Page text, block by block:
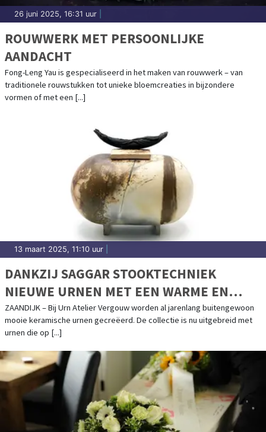
26 juni 2025, 16:31 uur
ROUWWERK MET PERSOONLIJKE
AANDACHT
Fong-Leng Yau is gespecialiseerd in het maken van rouwwerk – van
traditionele rouwstukken tot unieke bloemcreaties in bijzondere
vormen of met een [...]
13 maart 2025, 11:10 uur
DANKZIJ SAGGAR STOOKTECHNIEK
NIEUWE URNEN MET EEN WARME EN
NATUURLIJKE UITSTRALING
ZAANDIJK – Bij Urn Atelier Vergouw worden al jarenlang buitengewoon
mooie keramische urnen gecreëerd. De collectie is nu uitgebreid met
urnen die op [...]